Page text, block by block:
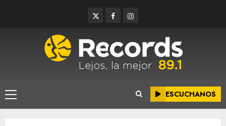
TwitterFacebookInstagram
Menú
principal
ESCUCHANOS